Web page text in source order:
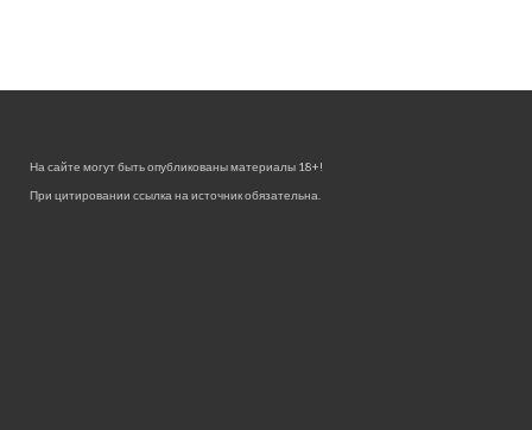
На сайте могут быть опубликованы материалы 18+!
При цитировании ссылка на источник обязательна.